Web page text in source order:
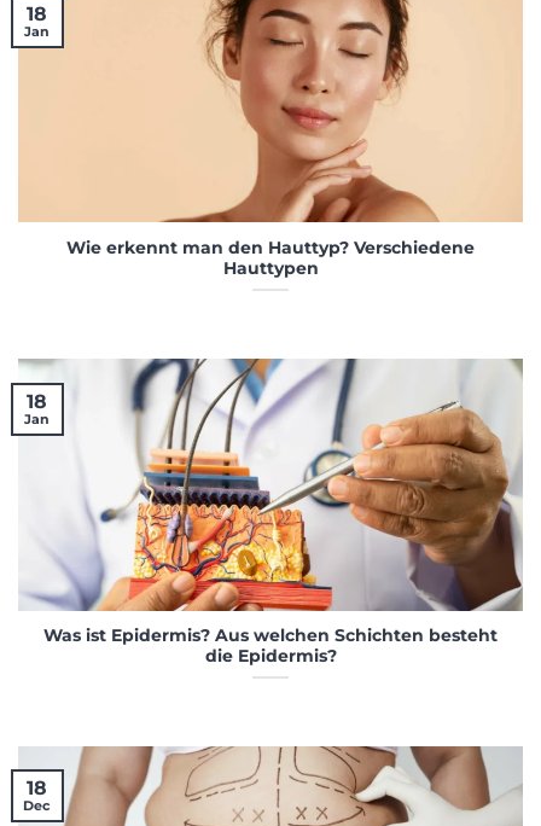
Wie erkennt man den Hauttyp? Verschiedene
Hauttypen
18
Jan
Was ist Epidermis? Aus welchen Schichten besteht
die Epidermis?
18
Jan
18
Dec